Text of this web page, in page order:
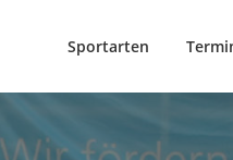
Sportarten